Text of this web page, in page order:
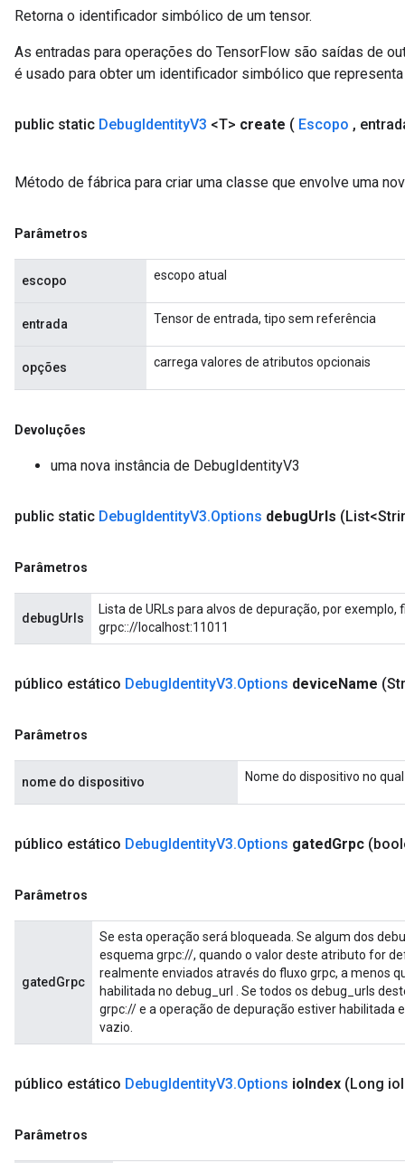
Retorna o identificador simbólico de um tensor.
As entradas para operações do TensorFlow são saídas de
é usado para obter um identificador simbólico que
public static DebugIdentityV3 <T> create ( Escopo ,
Método de fábrica para criar uma classe que envolve uma
Parâmetros
escopo escopo atual
entrada Tensor de entrada, tipo sem referência
opções carrega valores de atributos opcionais
Devoluções
uma nova instância de DebugIdentityV3
public static DebugIdentityV3.Options debugUrls
Parâmetros
debugUrls
Lista de URLs para alvos de depuração, por
grpc:://localhost:11011
público estático DebugIdentityV3.Options deviceName
Parâmetros
nome do dispositivo Nome do dispositivo no
público estático DebugIdentityV3.Options gatedGrpc
Parâmetros
gatedGrpc
Se esta operação será bloqueada. Se algum dos
esquema grpc://, quando o valor deste atributo for
realmente enviados através do fluxo grpc, a menos
habilitada no debug_url . Se todos os debug_urls
grpc:// e a operação de depuração estiver habilitada
vazio.
público estático DebugIdentityV3.Options ioIndex (Long io
Parâmetros